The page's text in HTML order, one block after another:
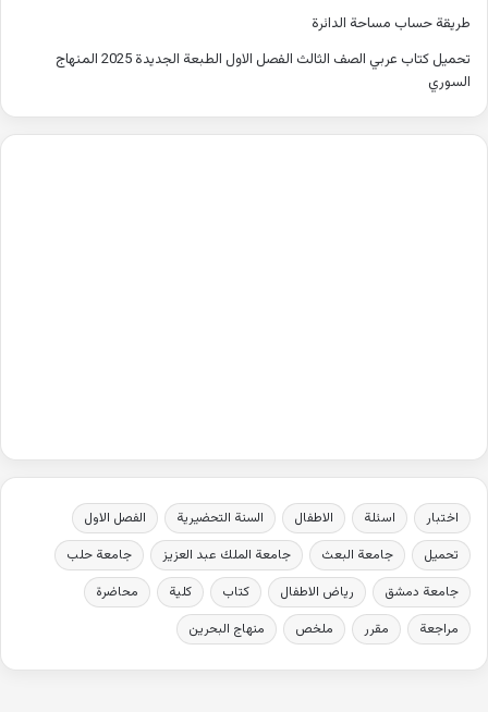
طريقة حساب مساحة الدائرة
تحميل كتاب عربي الصف الثالث الفصل الاول الطبعة الجديدة 2025 المنهاج
السوري
اختبار اسئلة الاطفال السنة التحضيرية
الفصل الاول
تحميل
جامعة البعث جامعة الملك عبد العزيز
جامعة حلب
جامعة دمشق
رياض الاطفال كتاب كلية
محاضرة
مراجعة
مقرر ملخص منهاج البحرين